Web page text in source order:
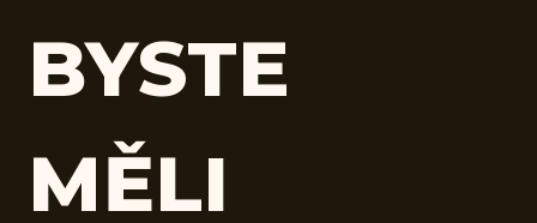
BYSTE
MĚLI